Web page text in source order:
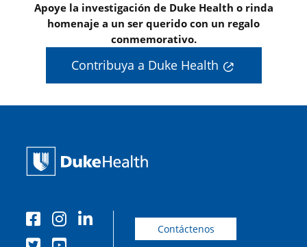
Apoye la investigación de Duke Health o rinda
homenaje a un ser querido con un regalo
conmemorativo.
Contribuya a Duke Health
Contáctenos